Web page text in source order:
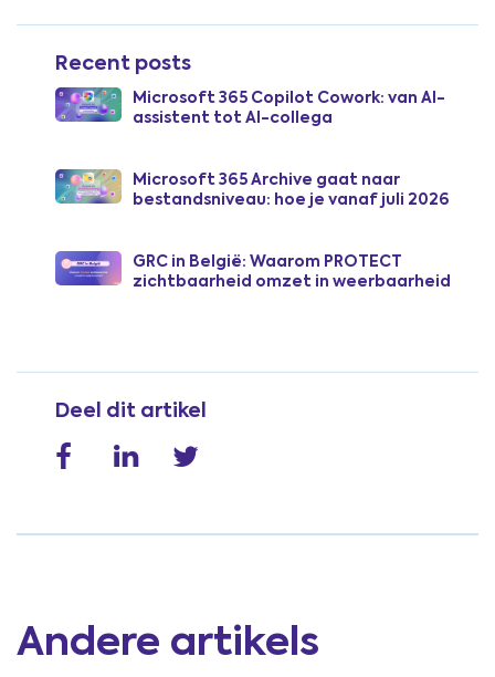
Recent posts
Microsoft 365 Copilot Cowork: van AI-
assistent tot AI-collega
Microsoft 365 Archive gaat naar
bestandsniveau: hoe je vanaf juli 2026
GRC in België: Waarom PROTECT
zichtbaarheid omzet in weerbaarheid
Deel dit artikel
Andere artikels